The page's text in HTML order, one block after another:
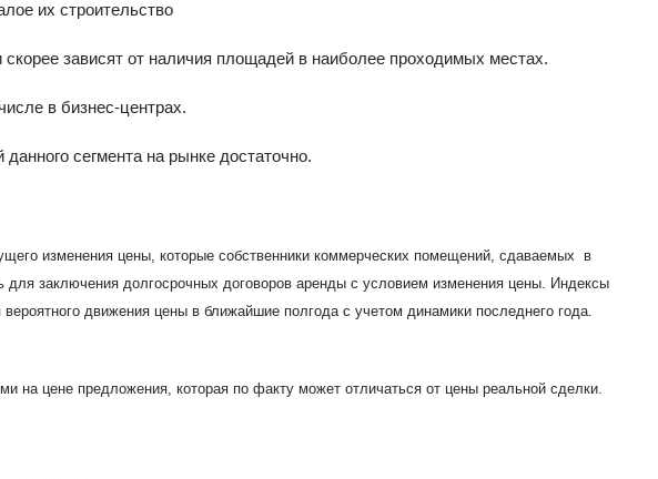
их строительство
зависят от наличия площадей в наиболее проходимых местах.
в бизнес-центрах.
сегмента на рынке достаточно.
изменения цены, которые собственники коммерческих помещений, сдаваемых
в
заключения долгосрочных договоров аренды с условием изменения цены. Индексы
движения цены в ближайшие полгода с учетом динамики последнего года.
на цене предложения, которая по факту может отличаться от цены реальной сделки.